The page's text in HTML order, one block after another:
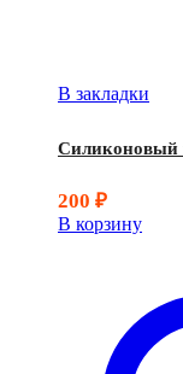
В закладки
Силиконовый
200 ₽
В корзину